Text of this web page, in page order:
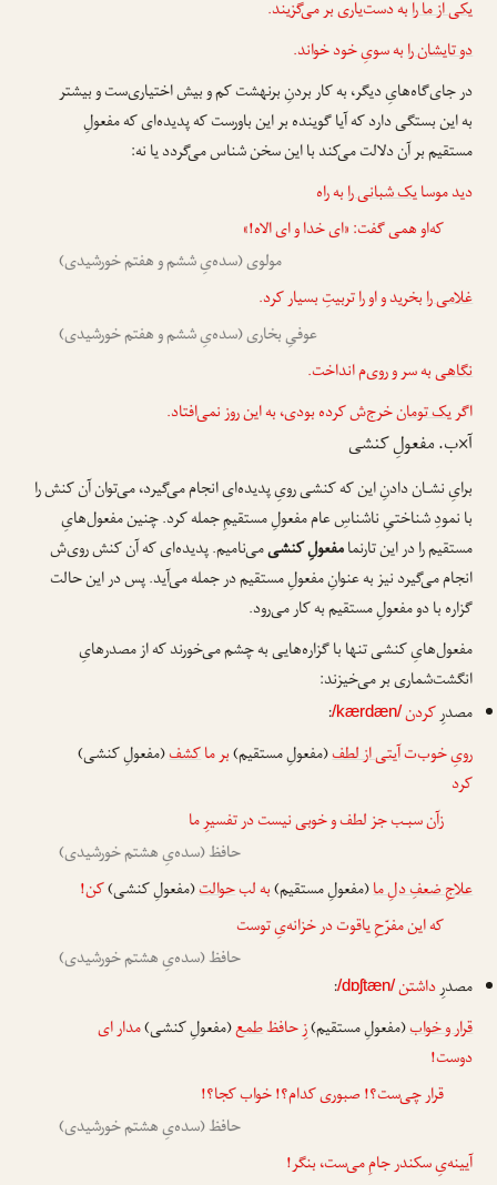
یکی از ما رابه دست‌یاری بر می‌گزیند.
دو تایشان رابه سویِ خود خواند.
در جای‌گاه‌هایِ دیگر، به کار بردنِ برنهشت کم و بیش اختیاری‌ست و بیشتر
به این بستگی دارد که آیا گوینده بر این باورست که پدیده‌ای که مفعولِ
مستقیم بر آن دلالت می‌کند با این سخن شناس می‌گردد یا نه:
دید موسایک شبانی رابه راه
که‌او همی گفت: «ای خدا و ای الاه!»
مولوی (سده‌یِ ششم و هفتم خورشیدی)
غلامی رابخرید و او را تربیتِ بسیار کرد.
عوفیِ بخاری (سده‌یِ ششم و هفتم خورشیدی)
نگاهیبه سر و روی‌م انداخت.
اگریک تومانخرج‌ش کرده بودی، به این روز نمی‌افتاد.
آ×ب. مفعولِ کنشی
برایِ نشـان دادنِ این که کنشی رویِ پدیده‌ای انجام می‌گیرد، می‌توان آن کنش را
با نمودِ شناختیِ ناشناسِ عام مفعولِ مستقیمِ جمله کرد. چنین مفعول‌هایِ
مستقیم را در این تارنمامفعولِ کنشیمی‌نامیم. پدیده‌ای که آن کنش روی‌ش
انجام می‌گیرد نیز به عنوانِ مفعولِ مستقیم در جمله می‌آید. پس در این حالت
گزاره با دو مفعولِ مستقیم به کار می‌رود.
مفعول‌هایِ کنشی تنها با گزاره‌هایی به چشم می‌خورند که از مصدرهایِ
انگشت‌شماری بر می‌خیزند:
مصدرِکردن/kærdæn/
:
رویِ خوب‌تآیتی از لطف(مفعولِ مستقیم)بر ماکشف(مفعولِ کنشی)
کرد
زآن سبـب جز لطف و خوبی نیست در تفسیرِ ما
حافظ (سده‌یِ هشتم خورشیدی)
علاجِ ضعفِ دلِ ما(مفعولِ مستقیم)به لبحوالت(مفعولِ کنشی)کن!
که این مفرّحِ یاقوت در خزانه‌یِ توست
حافظ (سده‌یِ هشتم خورشیدی)
مصدرِداشتن/dɒʃtæn/
:
قرار و خواب(مفعولِ مستقیم)زِ حافظطمع(مفعولِ کنشی)مدارای
دوست!
قرار چی‌ست؟! صبوری کدام؟! خواب کجا؟!
حافظ (سده‌یِ هشتم خورشیدی)
آیینه‌یِ سکندر جامِ می‌ست، بنگر!